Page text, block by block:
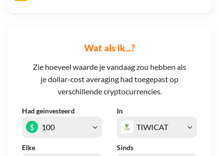
Wat als ik...?
Zie hoeveel waarde je vandaag zou hebben als
je dollar-cost averaging had toegepast op
verschillende cryptocurrencies.
Had geïnvesteerd In
Elke Sinds
$